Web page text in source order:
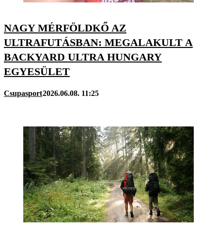
NAGY MÉRFÖLDKŐ AZ
ULTRAFUTÁSBAN: MEGALAKULT A
BACKYARD ULTRA HUNGARY
EGYESÜLET
Csupasport2026.06.08. 11:25